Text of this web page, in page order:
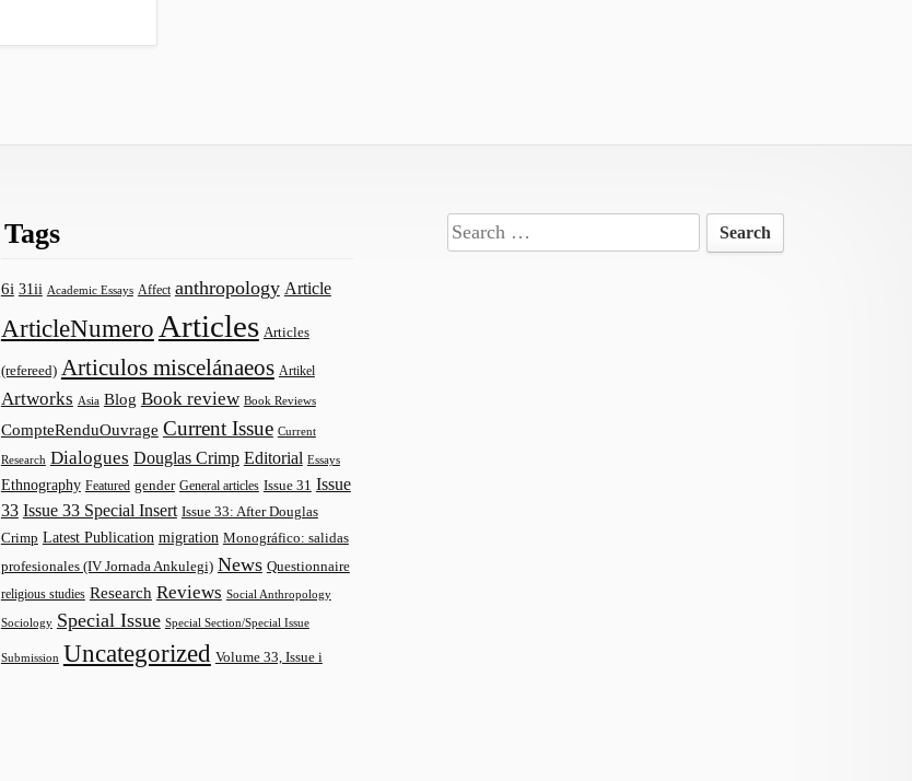
Tags
6i 31ii Academic Essays Affect anthropology Article
ArticleNumero Articles Articles
(refereed) Articulos miscelánaeos Artikel
Artworks Asia Blog Book review Book Reviews
CompteRenduOuvrage Current Issue Current
Research Dialogues Douglas Crimp Editorial Essays
Ethnography Featured gender General articles Issue 31 Issue
33 Issue 33 Special Insert Issue 33: After Douglas
Crimp Latest Publication migration Monográfico: salidas
profesionales (IV Jornada Ankulegi) News Questionnaire
religious studies Research Reviews Social Anthropology
Sociology Special Issue Special Section/Special Issue
Submission Uncategorized Volume 33, Issue i
Search
for: